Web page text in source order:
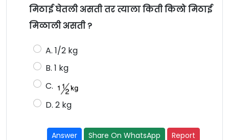
मिठाई घेतली असती तर त्याला किती किलो मिठाई
मिळाली असती ?
A. 1/2 kg
B. 1 kg
C.
D. 2 kg
Answer Share On WhatsApp Report